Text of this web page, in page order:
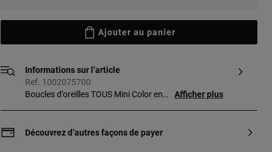
Ajouter au panier
Informations sur l’article
Ref. 1002075700
Boucles d’oreilles TOUS Mini Color en
1,05 cm.
Afficher plus
Découvrez d’autres façons de payer